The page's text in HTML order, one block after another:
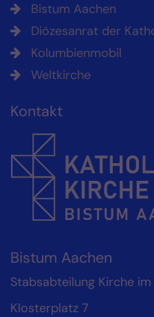
Bistum Aachen
Diözesanrat der
Kolumbienmobil
Weltkirche
Kontakt
Bistum Aachen
Stabsabteilung Kirche
Klosterplatz 7